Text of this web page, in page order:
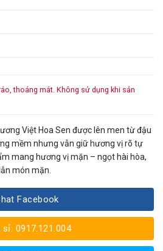
thoáng mát. Không sử dụng khi sản
Việt Hoa Sen được lên men từ đậu
mềm nhưng vẫn giữ hương vị rõ tự
mang hương vị mặn – ngọt hài hòa,
món mặn.
Facebook
sỉ: 0917.121.004